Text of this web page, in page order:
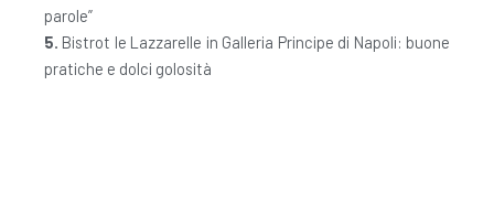
parole”
5. Bistrot le Lazzarelle in Galleria Principe di Napoli: buone
pratiche e dolci golosità